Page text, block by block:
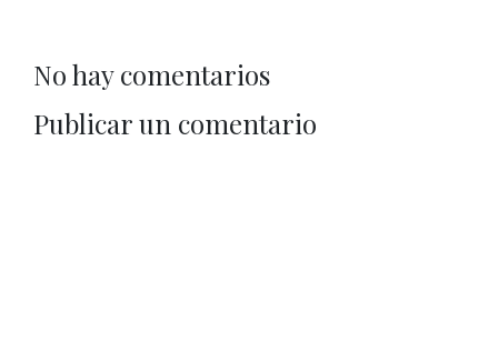
No hay comentarios
Publicar un comentario